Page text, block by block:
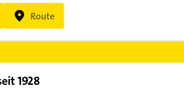
Route
1928